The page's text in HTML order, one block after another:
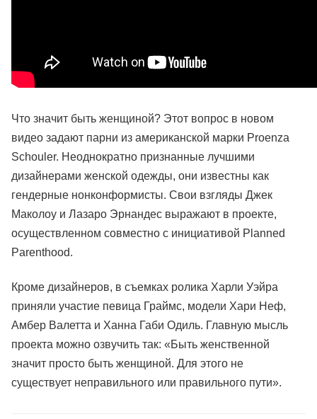
Что значит быть женщиной? Этот вопрос в новом
видео задают парни из американской марки Proenza
Schouler. Неоднократно признанные лучшими
дизайнерами женской одежды, они известны как
гендерные нонконформисты. Свои взгляды Джек
Маколоу и Лазаро Эрнандес выражают в проекте,
осуществленном совместно с инициативой Planned
Parenthood.
Кроме дизайнеров, в съемках ролика Харли Уэйра
приняли участие певица Граймс, модели Хари Неф,
Амбер Валетта и Ханна Габи Одиль. Главную мысль
проекта можно озвучить так: «Быть ​​женственной
значит просто быть женщиной. Для этого не
существует неправильного или правильного пути».